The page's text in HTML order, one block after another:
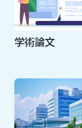
学術論文